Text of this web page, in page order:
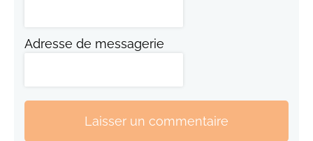
Adresse de messagerie
Laisser un commentaire